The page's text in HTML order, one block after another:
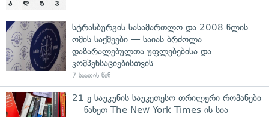
სტრასბურგის სასამართლო და 2008 წლის
ომის საქმეები — საიას ბრძოლა
დაზარალებულთა უფლებებისა და
კომპენსაციებისთვის
7 საათის წინ
21-ე საუკუნის საუკეთესო თრილერი რომანები
— ნახეთ The New York Times-ის სია